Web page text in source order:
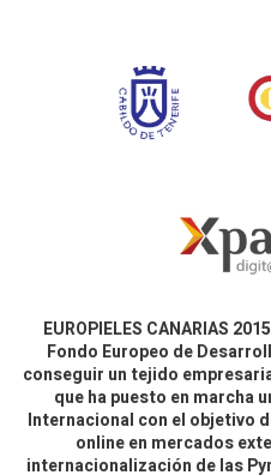
EUROPIELES CANARIAS
Fondo Europeo de
conseguir un tejido
que ha puesto en marcha
Internacional con el objetivo
online en mercados
internacionalización de las